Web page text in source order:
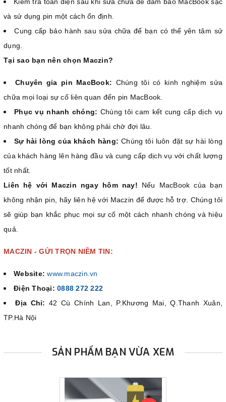
và sử dụng pin một cách ổn định.
Cung cấp bảo hành sau sửa chữa để bạn có thể yên tâm sử
dụng.
Tại sao bạn nên chọn Maczin?
Chuyên gia pin MacBook: Chúng tôi có kinh nghiệm sửa
chữa mọi loại sự cố liên quan đến pin MacBook.
Phục vụ nhanh chóng: Chúng tôi cam kết cung cấp dịch vụ
nhanh chóng để bạn không phải chờ đợi lâu.
Sự hài lòng của khách hàng: Chúng tôi luôn đặt sự hài lòng
của khách hàng lên hàng đầu và cung cấp dịch vụ với chất lượng
tốt nhất.
Liên hệ với Maczin ngay hôm nay! Nếu MacBook của bạn
không nhận pin, hãy liên hệ với Maczin để được hỗ trợ. Chúng tôi
sẽ giúp bạn khắc phục mọi sự cố một cách nhanh chóng và hiệu
quả.
MACZIN - GỬI TRỌN NIỀM TIN:
Website: www.maczin.vn
Điện Thoại: 0888 272 222
Địa Chỉ: 42 Cù Chính Lan, P.Khương Mai, Q.Thanh Xuân,
TP.Hà Nội
SẢN PHẨM BẠN VỪA XEM